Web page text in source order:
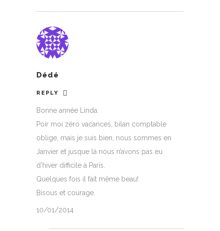
Dédé
REPLY
Bonne année Linda.
Poir moi zéro vacances, bilan comptable
oblige, mais je suis bien, nous sommes en
Janvier et jusque là nous n’avons pas eu
d’hiver difficile à Paris.
Quelques fois il fait même beau!
Bisous et courage.
10/01/2014